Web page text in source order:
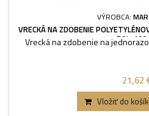
VÝROBCA:
VRECKÁ NA ZDOBENIE
BAL. 100
Vrecká na zdobenie na
21,62
Vložiť do